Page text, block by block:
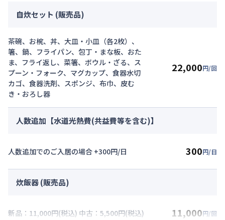
自炊セット (販売品)
茶碗、お椀、丼、大皿・小皿（各2枚）、
箸、鍋、フライパン、包丁・まな板、おた
ま、フライ返し、菜箸、ボウル・ざる、ス
プーン・フォーク、マグカップ、食器水切
カゴ、食器洗剤、スポンジ、布巾、皮む
き・おろし器
22,000円/回
人数追加【水道光熱費(共益費等を含む)】
人数追加でのご入居の場合 +300円/日 300円/日
炊飯器 (販売品)
新品：11,000円(税込) 中古：5,500円(税込) 11,000円/回